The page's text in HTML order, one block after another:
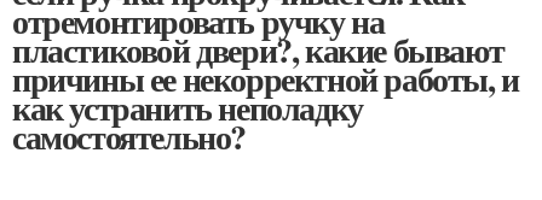
отремонтировать ручку на
пластиковой двери?, какие бывают
причины ее некорректной работы, и
как устранить неполадку
самостоятельно?